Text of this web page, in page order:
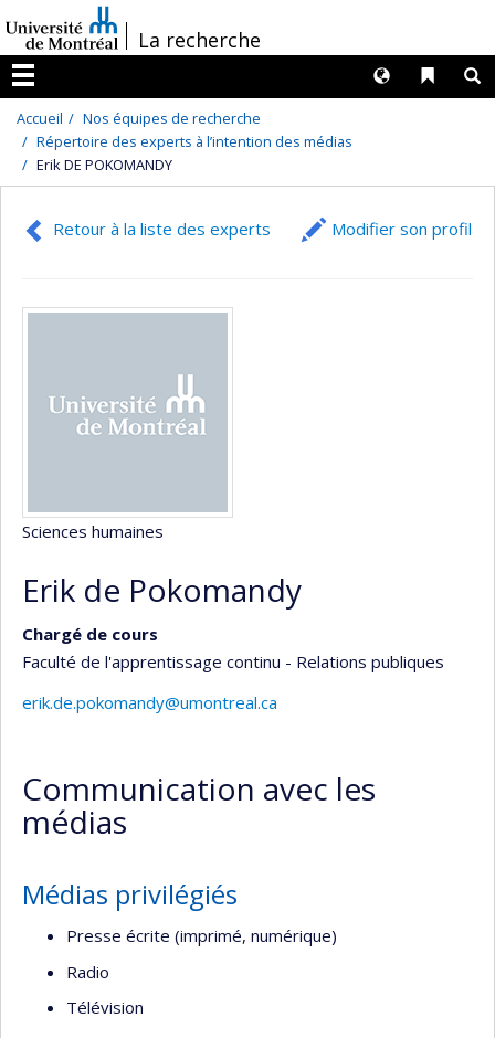
au
contenu
/La recherche
Menu
Liens
Langues
Accueil
Nos équipes de recherche
Répertoire des experts à l’intention des médias
Erik DE POKOMANDY
Retour à la liste des experts Modifier son profil
Sciences humaines
Erik de Pokomandy
Chargé de cours
Faculté de l'apprentissage continu - Relations publiques
erik.de.pokomandy@umontreal.ca
Communication avec les
médias
Médias privilégiés
Presse écrite (imprimé, numérique)
Radio
Télévision